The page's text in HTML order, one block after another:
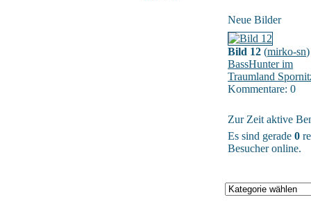
Neue Bilder
Bild 12 (mirko-sn)
BassHunter im
Traumland
Kommentare: 0
Zur Zeit aktive
Es sind gerade 0
Besucher online.